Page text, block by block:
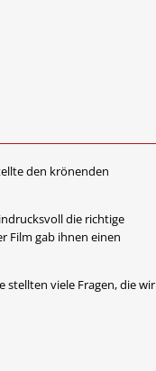
den krönenden
die richtige
Film gab ihnen einen
stellten viele Fragen, die wir